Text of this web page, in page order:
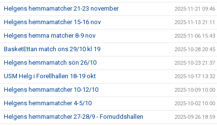
Helgens hemmamatcher 21-23 november 2025-11-21 09:46
Helgens hemmamatcher 15-16 nov 2025-11-13 21:11
Helgens hemma matcher 8-9 nov 2025-11-06 15:43
BasketEttan match ons 29/10 kl 19 2025-10-28 20:45
Helgens hemmamatch sön 26/10 2025-10-23 21:37
USM Helg i Forellhallen 18-19 okt 2025-10-17 13:32
Helgens hemmamatcher 10-12/10 2025-10-09 10:00
Helgens hemmamatcher 4-5/10 2025-10-02 10:00
Helgens hemmamatcher 27-28/9 - Fornuddshallen 2025-09-26 18:59